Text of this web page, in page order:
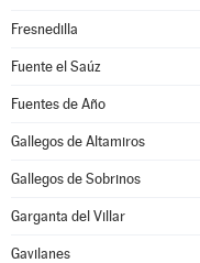
Fresnedilla
Fuente el Saúz
Fuentes de Año
Gallegos de Altamiros
Gallegos de Sobrinos
Garganta del Villar
Gavilanes